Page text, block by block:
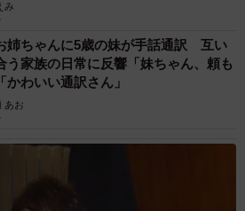
み
姉ちゃんに5歳の妹が手話通訳 互い
う家族の日常に反響「妹ちゃん、頼も
かわいい通訳さん」
あお